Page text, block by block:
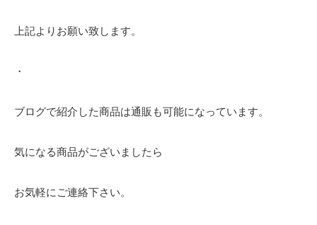
上記よりお願い致します。
・
ブログで紹介した商品は通販も可能になっています。
気になる商品がございましたら
お気軽にご連絡下さい。